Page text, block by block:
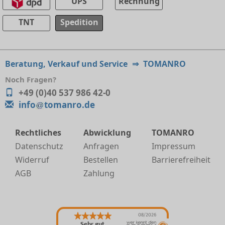
TNT
Spedition
Beratung, Verkauf und Service ⇒ TOMANRO
Noch Fragen?
+49 (0)40 537 986 42-0
info
tomanro.de
Rechtliches
Datenschutz
Widerruf
AGB
Abwicklung
Anfragen
Bestellen
Zahlung
TOMANRO
Impressum
Barrierefreiheit
08/2026